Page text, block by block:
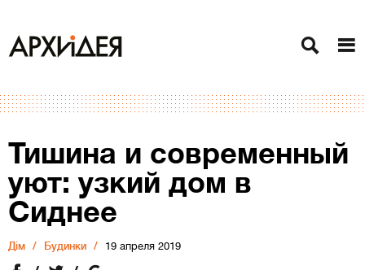
Тишина и современный
уют: узкий дом в
Сиднее
Дiм Будинки 19 апреля 2019